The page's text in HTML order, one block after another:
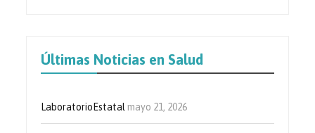
Últimas Noticias en Salud
LaboratorioEstatal mayo 21, 2026